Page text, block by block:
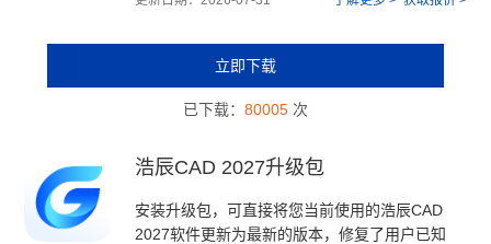
立即下载
已下载： 80005次
浩辰CAD 2027升级包
安装升级包，可直接将您当前使用的浩辰CAD
2027软件更新为最新的版本，修复了用户已知